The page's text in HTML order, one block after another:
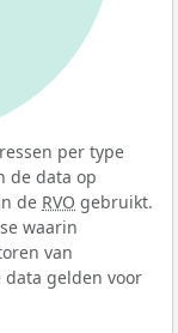
per type
de data op
de RVO gebruikt.
waarin
van
gelden voor